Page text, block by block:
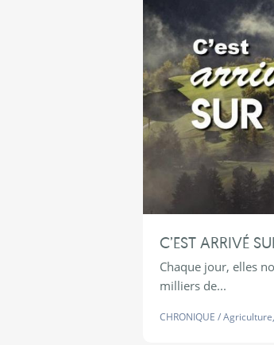
C’EST ARRIVÉ
Chaque jour, elles
milliers de...
CHRONIQUE /Agriculture,